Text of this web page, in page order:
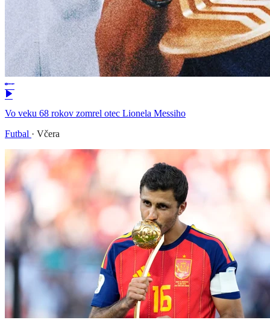
Vo veku 68 rokov zomrel otec Lionela Messiho
Futbal · Včera